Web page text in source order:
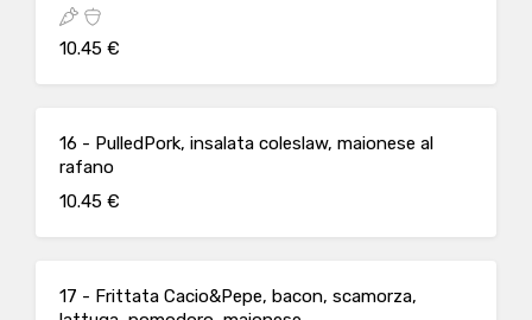
10.45 €
16 - PulledPork, insalata coleslaw, maionese al
rafano
10.45 €
17 - Frittata Cacio&Pepe, bacon, scamorza,